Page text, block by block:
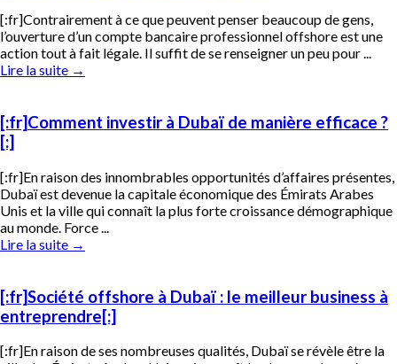
[:fr]Contrairement à ce que peuvent penser beaucoup de gens,
l’ouverture d’un compte bancaire professionnel offshore est une
action tout à fait légale. Il suffit de se renseigner un peu pour ...
Lire la suite →
[:fr]Comment investir à Dubaï de manière efficace ?
[:]
[:fr]En raison des innombrables opportunités d’affaires présentes,
Dubaï est devenue la capitale économique des Émirats Arabes
Unis et la ville qui connaît la plus forte croissance démographique
au monde. Force ...
Lire la suite →
[:fr]Société offshore à Dubaï : le meilleur business à
entreprendre[:]
[:fr]En raison de ses nombreuses qualités, Dubaï se révèle être la